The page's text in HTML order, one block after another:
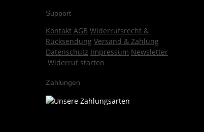
Support
Kontakt AGB Widerrufsrecht &
Rücksendung Versand & Zahlung
Datenschutz Impressum Newsletter
Widerruf starten
Zahlungen